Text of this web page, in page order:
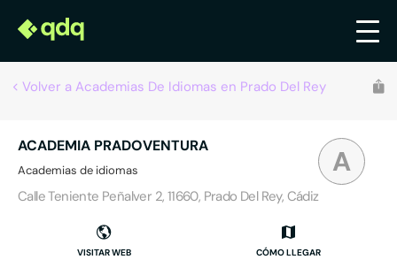
Volver a Academias De Idiomas en Prado Del Rey
A
ACADEMIA PRADOVENTURA
Academias de idiomas
Calle Teniente Peñalver 2, 11660, Prado Del Rey, Cádiz
VISITAR WEB CÓMO LLEGAR